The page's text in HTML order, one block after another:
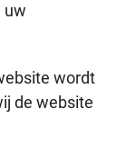
uw
wordt
de website